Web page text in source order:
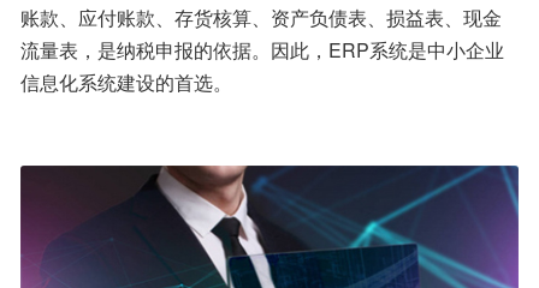
账款、应付账款、存货核算、资产负债表、损益表、现金
流量表，是纳税申报的依据。因此，ERP系统是中小企业
信息化系统建设的首选。